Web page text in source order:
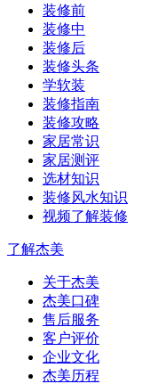
装修前
装修中
装修后
装修头条
学软装
装修指南
装修攻略
家居常识
家居测评
选材知识
装修风水知识
视频了解装修
了解杰美
关于杰美
杰美口碑
售后服务
客户评价
企业文化
杰美历程